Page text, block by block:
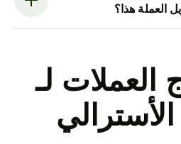
العملة هذا؟
العملات لـ
الأسترالي